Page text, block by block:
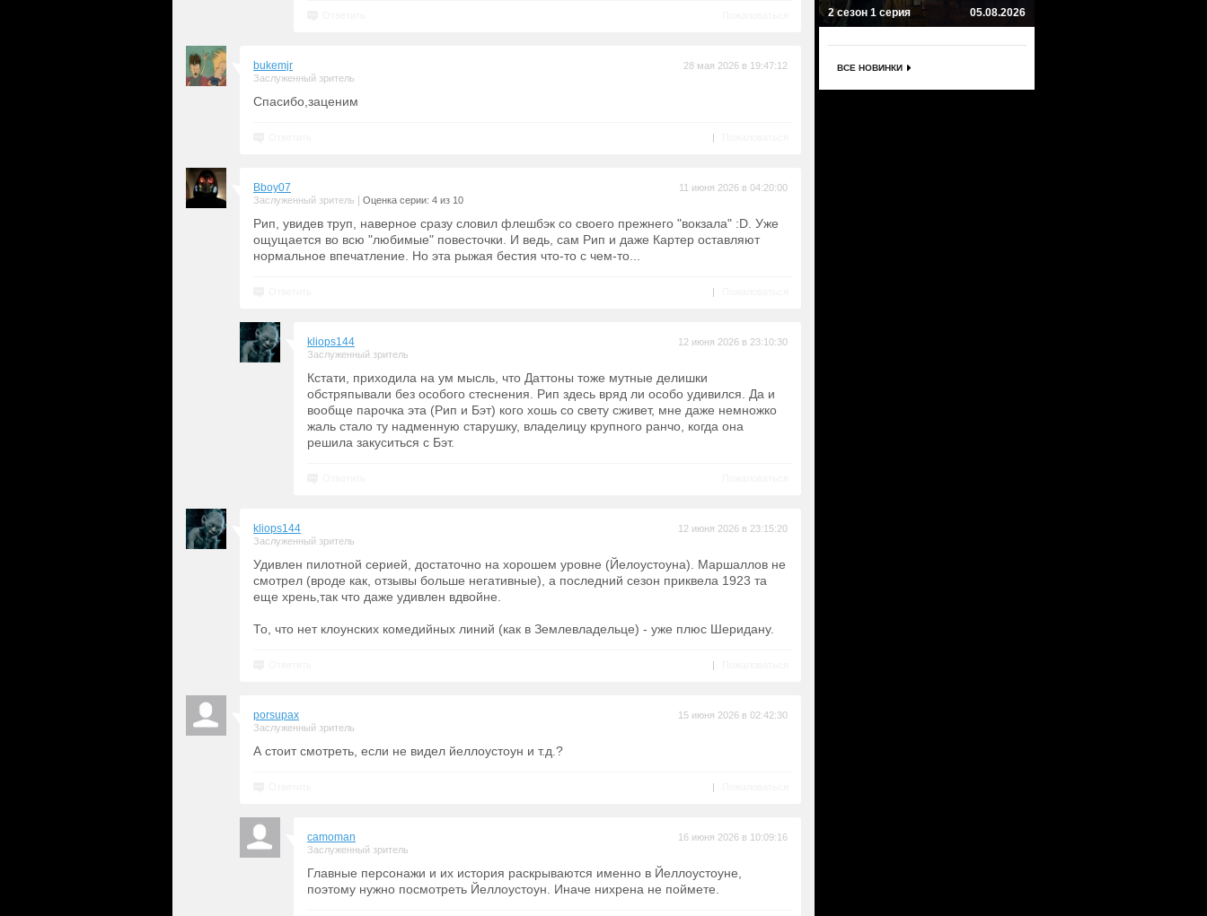
bukemjr
Заслуженный зритель
28 мая 2026 в 19:47:12
Спасибо,заценим
|
Bboy07
Заслуженный зритель Оценка серии: 4 из 10
11 июня 2026 в 04:20:00
Рип, увидев труп, наверное сразу словил флешбэк со своего прежнего "вокзала" :D. Уже
ощущается во всю "любимые" повесточки. И ведь, сам Рип и даже Картер оставляют
нормальное впечатление. Но эта рыжая бестия что-то с чем-то...
|
kliops144
Заслуженный зритель
12 июня 2026 в 23:10:30
Кстати, приходила на ум мысль, что Даттоны тоже мутные делишки
обстряпывали без особого стеснения. Рип здесь вряд ли особо удивился. Да и
вообще парочка эта (Рип и Бэт) кого хошь со свету сживет, мне даже немножко
жаль стало ту надменную старушку, владелицу крупного ранчо, когда она
решила закуситься с Бэт.
kliops144
Заслуженный зритель
12 июня 2026 в 23:15:20
Удивлен пилотной серией, достаточно на хорошем уровне (Йелоустоуна). Маршаллов не
смотрел (вроде как, отзывы больше негативные), а последний сезон приквела 1923 та
еще хрень,так что даже удивлен вдвойне.
То, что нет клоунских комедийных линий (как в Землевладельце) - уже плюс Шеридану.
|
porsupax
Заслуженный зритель
15 июня 2026 в 02:42:30
А стоит смотреть, если не видел йеллоустоун и т.д.?
|
camoman
Заслуженный зритель
16 июня 2026 в 10:09:16
Главные персонажи и их история раскрываются именно в Йеллоустоуне,
поэтому нужно посмотреть Йеллоустоун. Иначе нихрена не поймете.
2 сезон 1 серия 05.08.2026
ВСЕ НОВИНКИ